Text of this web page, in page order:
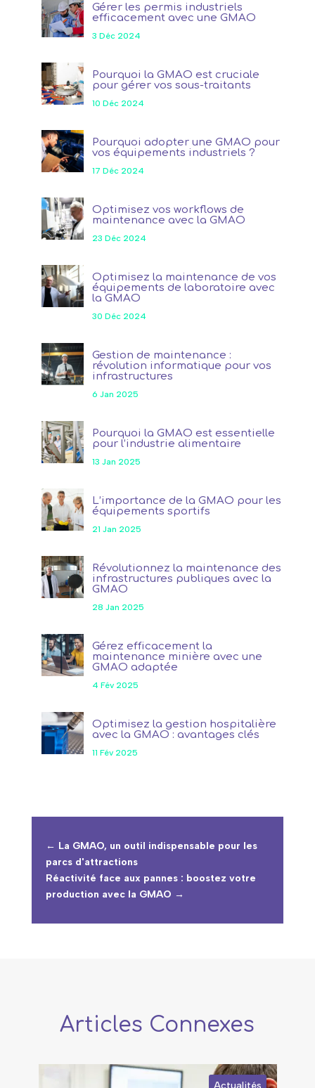
Gérer les permis industriels
efficacement avec une GMAO
3 Déc 2024
Pourquoi la GMAO est cruciale
pour gérer vos sous-traitants
10 Déc 2024
Pourquoi adopter une GMAO pour
vos équipements industriels ?
17 Déc 2024
Optimisez vos workflows de
maintenance avec la GMAO
23 Déc 2024
Optimisez la maintenance de vos
équipements de laboratoire avec
la GMAO
30 Déc 2024
Gestion de maintenance :
révolution informatique pour vos
infrastructures
6 Jan 2025
Pourquoi la GMAO est essentielle
pour l’industrie alimentaire
13 Jan 2025
L’importance de la GMAO pour les
équipements sportifs
21 Jan 2025
Révolutionnez la maintenance des
infrastructures publiques avec la
GMAO
28 Jan 2025
Gérez efficacement la
maintenance minière avec une
GMAO adaptée
4 Fév 2025
Optimisez la gestion hospitalière
avec la GMAO : avantages clés
11 Fév 2025
← La GMAO, un outil indispensable pour les
parcs d'attractions
Réactivité face aux pannes : boostez votre
production avec la GMAO →
Articles Connexes